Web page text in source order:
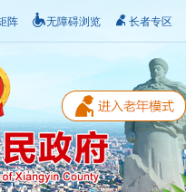
阵 无障碍浏览 长者专区